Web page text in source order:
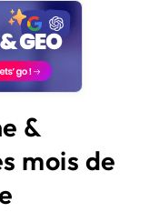
&
mois de